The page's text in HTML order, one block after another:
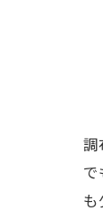
調
で
も